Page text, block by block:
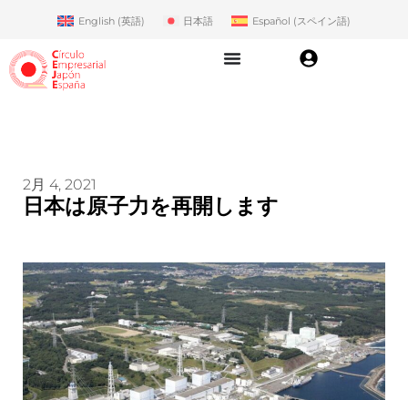
English(英語) 日本語 Español ( スペイン語)
2月 4, 2021
日本は原子力を再開します